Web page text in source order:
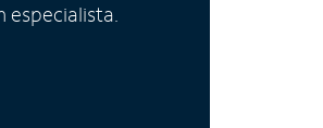
especialista.